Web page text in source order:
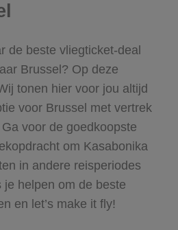
de beste vliegticket-deal
Brussel? Op deze
tonen hier voor jou altijd
voor Brussel met vertrek
voor de goedkoopste
om Kasabonika
in andere reisperiodes
helpen om de beste
en let’s make it fly!